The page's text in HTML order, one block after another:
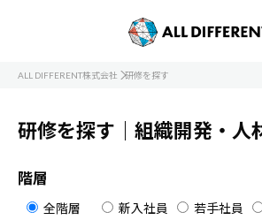
ALL DIFFERENT株式会社 研修を探す
研修を探す｜組織開発・人
階層
全階層 新入社員 若手社員